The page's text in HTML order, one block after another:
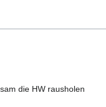
die HW rausholen